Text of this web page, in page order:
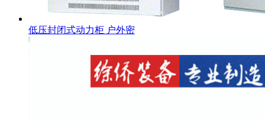
低压封闭式动力柜 户外密